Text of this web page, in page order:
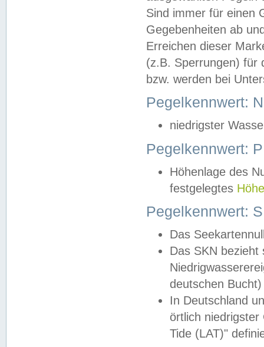
Sind immer für einen
Gegebenheiten ab
Erreichen dieser
(z.B. Sperrungen) für
bzw. werden bei
Pegelkennwert:
niedrigster
Pegelkennwert:
Höhenlage des
festgelegtes
Pegelkennwert:
Das
Das SKN
deutschen
In Deutschland
örtlich
Tide (LAT)"